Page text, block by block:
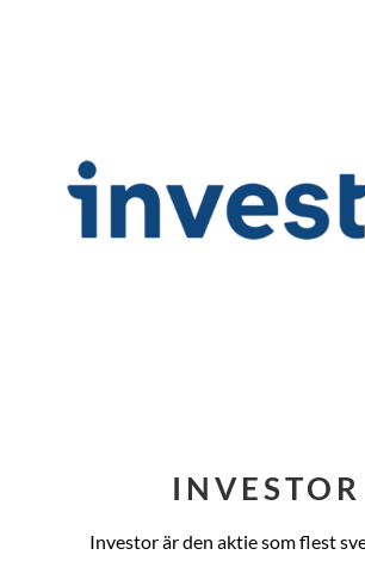
INVESTOR
Investor är den aktie som flest